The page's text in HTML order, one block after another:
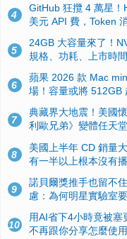
4
GitHub 狂攬 4 萬星
美元 API 費，Token
5
24GB 大容量來了！
規格、功耗、上市時間
6
蘋果 2026 款 Mac
場！容量或將 512GB
7
典藏界大地震！美國
利歐兄弟》變體任天
8
美國上半年 CD 銷量
有一半以上根本沒有
9
諾貝爾獎推手也留不
慮：為何明星實驗室
10
用AI省下4小時竟被
不再跟你分享怎麼使